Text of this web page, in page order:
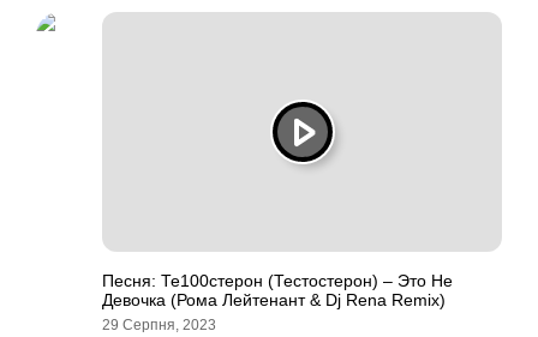
Песня: Те100стерон (Тестостерон) – Это Не
Девочка (Рома Лейтенант & Dj Rena Remix)
29 Серпня, 2023